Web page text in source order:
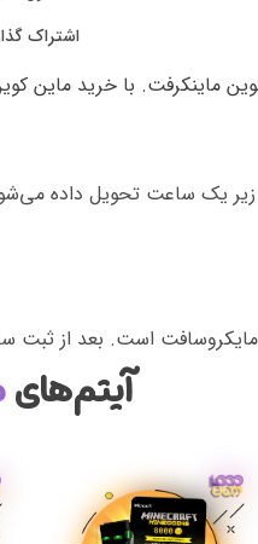
اشتراک
ماینکرفت. با خرید
مایکروسافت است. بعد از
آیتم‌های